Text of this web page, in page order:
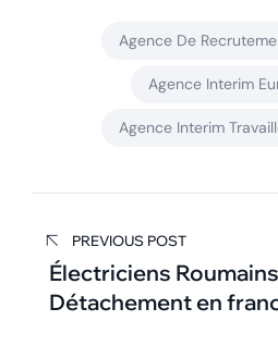
Agence De
Agence Interim
Agence Interim
de
l’article
PREVIOUS POST
Électriciens
Détachement en